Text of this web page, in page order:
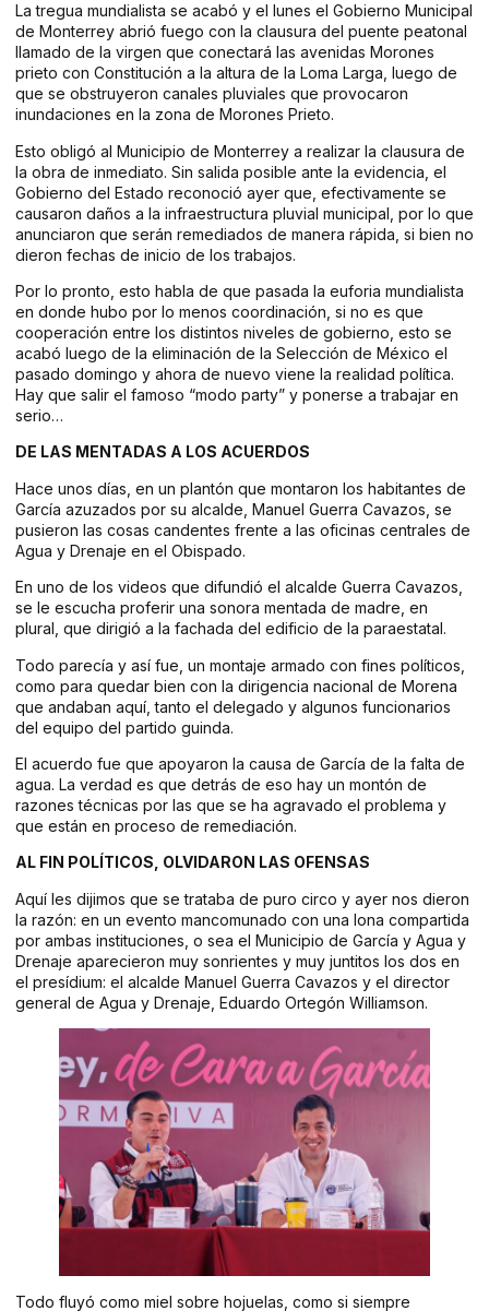
La tregua mundialista se acabó y el lunes el Gobierno Municipal
de Monterrey abrió fuego con la clausura del puente peatonal
llamado de la virgen que conectará las avenidas Morones
prieto con Constitución a la altura de la Loma Larga, luego de
que se obstruyeron canales pluviales que provocaron
inundaciones en la zona de Morones Prieto.
Esto obligó al Municipio de Monterrey a realizar la clausura de
la obra de inmediato. Sin salida posible ante la evidencia, el
Gobierno del Estado reconoció ayer que, efectivamente se
causaron daños a la infraestructura pluvial municipal, por lo que
anunciaron que serán remediados de manera rápida, si bien no
dieron fechas de inicio de los trabajos.
Por lo pronto, esto habla de que pasada la euforia mundialista
en donde hubo por lo menos coordinación, si no es que
cooperación entre los distintos niveles de gobierno, esto se
acabó luego de la eliminación de la Selección de México el
pasado domingo y ahora de nuevo viene la realidad política.
Hay que salir el famoso “modo party” y ponerse a trabajar en
serio…
DE LAS MENTADAS A LOS ACUERDOS
Hace unos días, en un plantón que montaron los habitantes de
García azuzados por su alcalde, Manuel Guerra Cavazos, se
pusieron las cosas candentes frente a las oficinas centrales de
Agua y Drenaje en el Obispado.
En uno de los videos que difundió el alcalde Guerra Cavazos,
se le escucha proferir una sonora mentada de madre, en
plural, que dirigió a la fachada del edificio de la paraestatal.
Todo parecía y así fue, un montaje armado con fines políticos,
como para quedar bien con la dirigencia nacional de Morena
que andaban aquí, tanto el delegado y algunos funcionarios
del equipo del partido guinda.
El acuerdo fue que apoyaron la causa de García de la falta de
agua. La verdad es que detrás de eso hay un montón de
razones técnicas por las que se ha agravado el problema y
que están en proceso de remediación.
AL FIN POLÍTICOS, OLVIDARON LAS OFENSAS
Aquí les dijimos que se trataba de puro circo y ayer nos dieron
la razón: en un evento mancomunado con una lona compartida
por ambas instituciones, o sea el Municipio de García y Agua y
Drenaje aparecieron muy sonrientes y muy juntitos los dos en
el presídium: el alcalde Manuel Guerra Cavazos y el director
general de Agua y Drenaje, Eduardo Ortegón Williamson.
Todo fluyó como miel sobre hojuelas, como si siempre